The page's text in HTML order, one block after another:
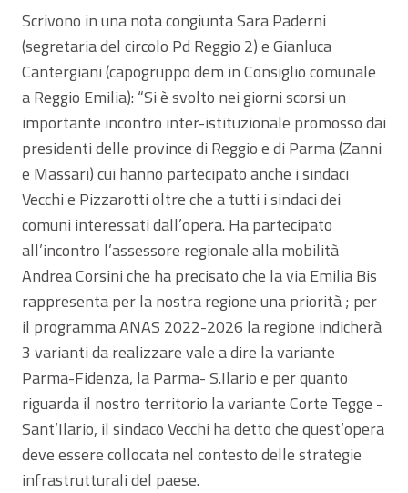
Scrivono in una nota congiunta Sara Paderni
(segretaria del circolo Pd Reggio 2) e Gianluca
Cantergiani (capogruppo dem in Consiglio comunale
a Reggio Emilia): “Si è svolto nei giorni scorsi un
importante incontro inter-istituzionale promosso dai
presidenti delle province di Reggio e di Parma (Zanni
e Massari) cui hanno partecipato anche i sindaci
Vecchi e Pizzarotti oltre che a tutti i sindaci dei
comuni interessati dall’opera. Ha partecipato
all’incontro l’assessore regionale alla mobilità
Andrea Corsini che ha precisato che la via Emilia Bis
rappresenta per la nostra regione una priorità ; per
il programma ANAS 2022-2026 la regione indicherà
3 varianti da realizzare vale a dire la variante
Parma-Fidenza, la Parma- S.Ilario e per quanto
riguarda il nostro territorio la variante Corte Tegge -
Sant’Ilario, il sindaco Vecchi ha detto che quest’opera
deve essere collocata nel contesto delle strategie
infrastrutturali del paese.